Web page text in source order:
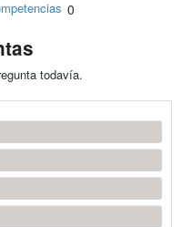
0
todavía.